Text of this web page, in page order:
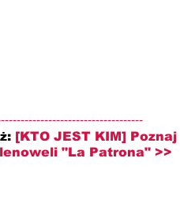
[KTO JEST KIM] Poznaj
"La Patrona" >>